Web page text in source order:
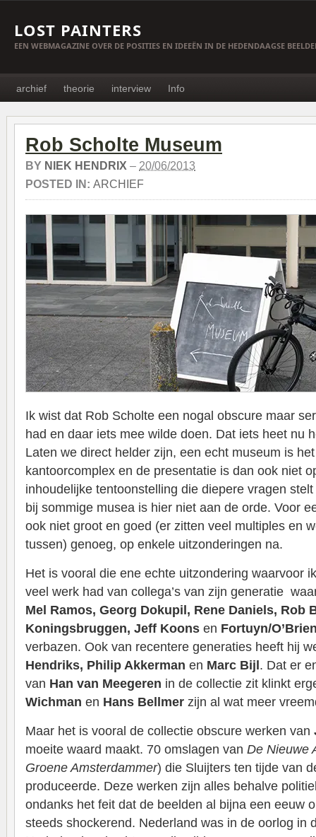
LOST PAINTERS
EEN WEBMAGAZINE OVER DE POSITIES EN IDEEËN IN DE HEDENDAAGSE
archief theorie interview Info
Rob Scholte Museum
BY NIEK HENDRIX – 20/06/2013
POSTED IN: ARCHIEF
Ik wist dat Rob Scholte een nogal obscure maar
had en daar iets mee wilde doen. Dat iets heet nu
Laten we direct helder zijn, een echt museum is
kantoorcomplex en de presentatie is dan ook niet
inhoudelijke tentoonstelling die diepere vragen
bij sommige musea is hier niet aan de orde. Voor
ook niet groot en goed (er zitten veel multiples en
tussen) genoeg, op enkele uitzonderingen na.
Het is vooral die ene echte uitzondering waarvoor
veel werk had van collega’s van zijn generatie
Mel Ramos, Georg Dokupil, Rene Daniels, Rob
Koningsbruggen, Jeff Koons en Fortuyn/
verbazen. Ook van recentere generaties heeft hij
Hendriks, Philip Akkerman en Marc Bijl . Dat er
van Han van Meegeren in de collectie zit klinkt
Wichman en Hans Bellmer zijn al wat meer
Maar het is vooral de collectie obscure werken van
moeite waard maakt. 70 omslagen van De Nieuwe
Groene Amsterdammer) die Sluijters ten tijde van
produceerde. Deze werken zijn alles behalve
ondanks het feit dat de beelden al bijna een eeuw
steeds shockerend. Nederland was in de oorlog in